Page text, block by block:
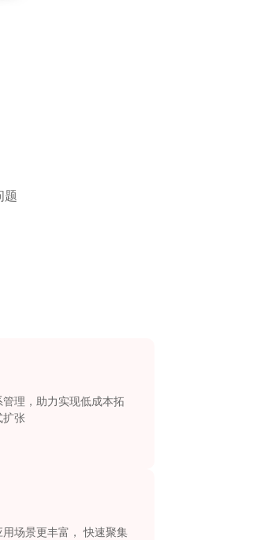
题
理，助力实现低成本拓
扩张
场景更丰富， 快速聚集